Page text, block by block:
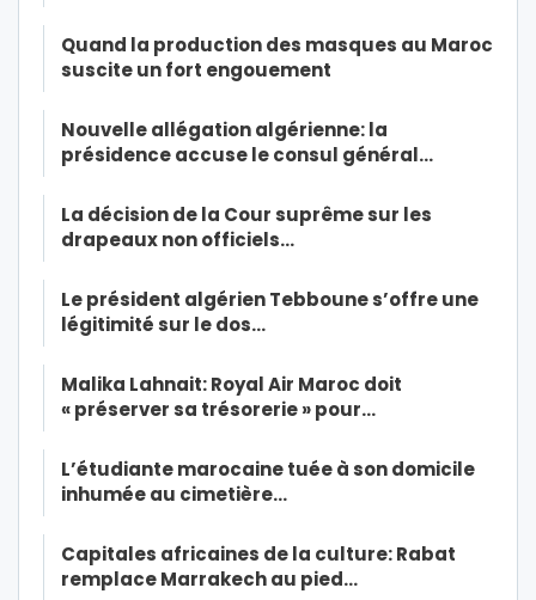
Quand la production des masques au Maroc
suscite un fort engouement
Nouvelle allégation algérienne: la
présidence accuse le consul général…
La décision de la Cour suprême sur les
drapeaux non officiels…
Le président algérien Tebboune s’offre une
légitimité sur le dos…
Malika Lahnait: Royal Air Maroc doit
« préserver sa trésorerie » pour…
L’étudiante marocaine tuée à son domicile
inhumée au cimetière…
Capitales africaines de la culture: Rabat
remplace Marrakech au pied…